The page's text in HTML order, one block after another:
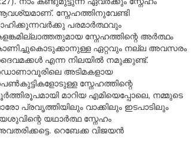
സ്നേഹത്തിനുവേണ്ടി
പരമാർത്ഥവും
സ്നേഹത്തിന്റെ അർത്ഥം
ഏറ്റവും നല്ല അവസരം
എന്ന നിലയിൽ നമുക്കുണ്ട്.
അടിമകളായ
സ്നേഹത്തിന്റെ
മാറിയ എമിയെപ്പോലെ, നമ്മുടെ
പ്രവൃത്തിയിലും വാക്കിലും ഇടപാടിലും
യഥാർത്ഥ സ്നേഹം
റെബേക്ക വിജയൻ